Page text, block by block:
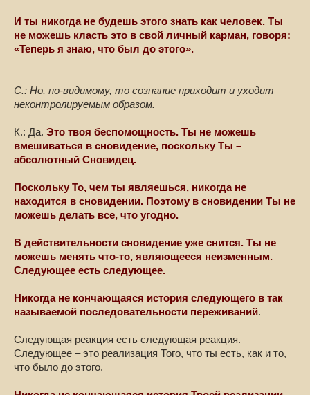
И ты никогда не будешь этого знать как человек. Ты
не можешь класть это в свой личный карман, говоря:
«Теперь я знаю, что был до этого».
С.: Но, по-видимому, то сознание приходит и уходит
неконтролируемым образом.
К.: Да. Это твоя беспомощность. Ты не можешь
вмешиваться в сновидение, поскольку Ты –
абсолютный Сновидец.
Поскольку То, чем ты являешься, никогда не
находится в сновидении. Поэтому в сновидении Ты не
можешь делать все, что угодно.
В действительности сновидение уже снится. Ты не
можешь менять что-то, являющееся неизменным.
Следующее есть следующее.
Никогда не кончающаяся история следующего в так
называемой последовательности переживаний.
Следующая реакция есть следующая реакция.
Следующее – это реализация Того, что ты есть, как и то,
что было до этого.